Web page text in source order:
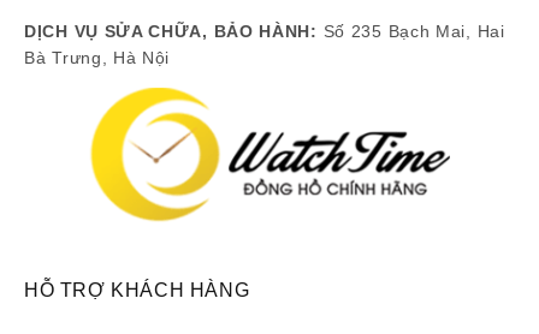
DỊCH VỤ SỬA CHỮA, BẢO HÀNH: Số 235 Bạch Mai, Hai
Bà Trưng, Hà Nội
HỖ TRỢ KHÁCH HÀNG